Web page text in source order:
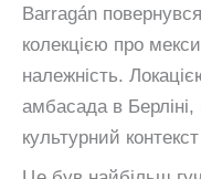
Barragán
колекцією про
належність.
амбасада в
культурний контекст